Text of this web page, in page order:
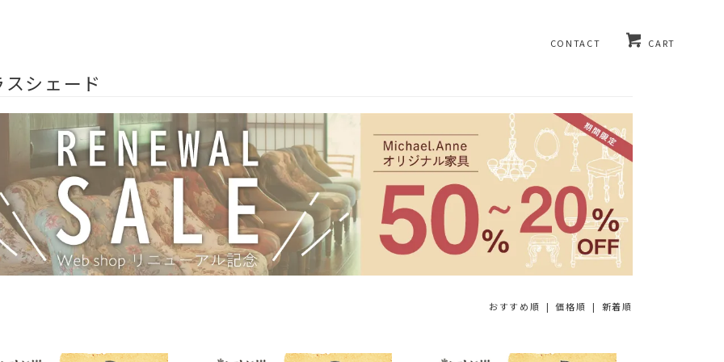
CONTACT CART
シェード
おすすめ順 |価格順 | 新着順